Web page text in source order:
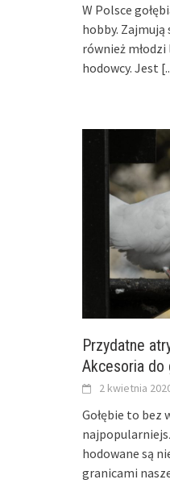
W Polsce
hobby.
również
hodowcy. Jest
Przydatne
Akcesoria do
2 kwietnia
Gołębie to bez
hodowane są
granicami